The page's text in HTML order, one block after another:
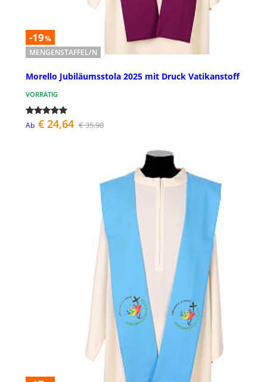
-19%
MENGENSTAFFEL/N
Morello Jubiläumsstola 2025 mit Druck Vatikanstoff
VORRÄTIG
Ab € 24,64 € 35,90